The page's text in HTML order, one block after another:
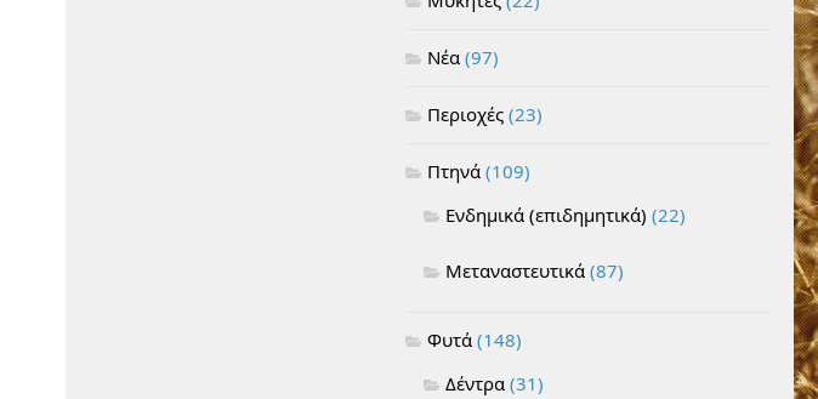
Νέα (97)
Περιοχές (23)
Πτηνά (109)
Ενδημικά (επιδημητικά) (22)
Μεταναστευτικά (87)
Φυτά (148)
Δέντρα (31)